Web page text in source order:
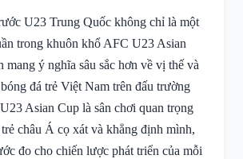
U23 Trung Quốc không chỉ là một
trong khuôn khổ AFC U23 Asian
mang ý nghĩa sâu sắc hơn về vị thế và
đá trẻ Việt Nam trên đấu trường
Asian Cup là sân chơi quan trọng
châu Á cọ xát và khẳng định mình,
đo cho chiến lược phát triển của mỗi